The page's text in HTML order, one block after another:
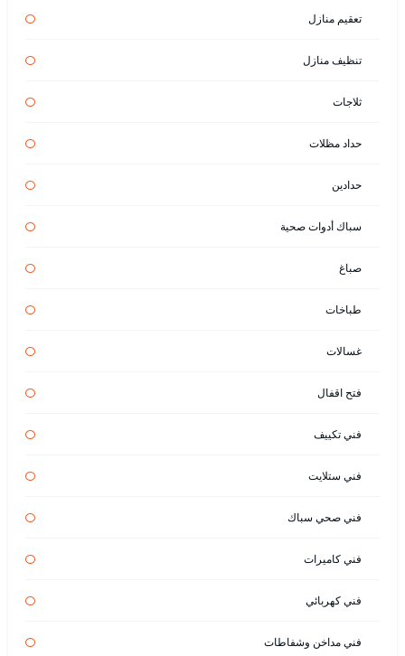
تعقيم منازل
تنظيف منازل
ثلاجات
حداد مظلات
حدادين
سباك أدوات صحية
صباغ
طباخات
غسالات
فتح اقفال
فني تكييف
فني ستلايت
فني صحي سباك
فني كاميرات
فني كهربائي
فني مداخن وشفاطات